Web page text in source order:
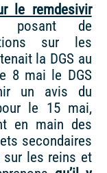
le remdesivir
de
sur les
la DGS au
8 mai le DGS
un avis du
le 15 mai,
en main des
secondaires
sur les reins et